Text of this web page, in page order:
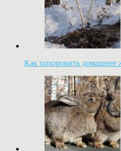
Как похоронить домашнее